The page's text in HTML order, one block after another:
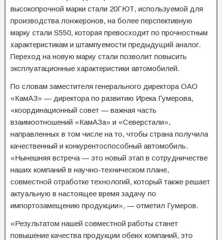
высокопрочной марки стали 20ГЮТ, используемой для
производства лонжеронов, на более перспективную
марку стали S550, которая превосходит по прочностным
характеристикам и штампуемости предыдущий аналог.
Переход на новую марку стали позволит повысить
эксплуатационные характеристики автомобилей.
По словам заместителя генерального директора ОАО
«КамАЗ» — директора по развитию Ирека Гумерова,
«координационный совет — важная часть
взаимоотношений «КамАЗа» и «Северстали»,
направленных в том числе на то, чтобы страна получила
качественный и конкурентоспособный автомобиль.
«Нынешняя встреча — это новый этап в сотрудничестве
наших компаний в научно-техническом плане,
совместной отработке технологий, который также решает
актуальную в настоящее время задачу по
импортозамещению продукции», — отметил Гумеров.
«Результатом нашей совместной работы станет
повышение качества продукции обеих компаний, это